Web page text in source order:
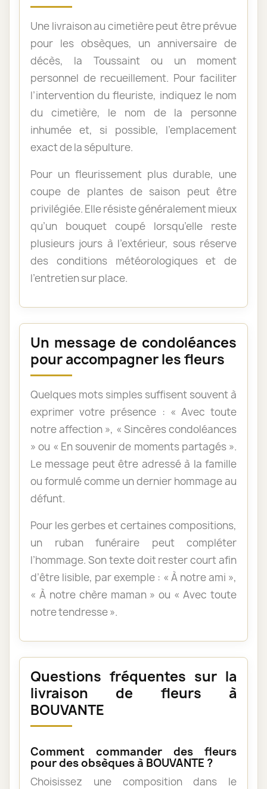
Une livraison au cimetière peut être prévue
pour les obsèques, un anniversaire de
décès, la Toussaint ou un moment
personnel de recueillement. Pour faciliter
l’intervention du fleuriste, indiquez le nom
du cimetière, le nom de la personne
inhumée et, si possible, l’emplacement
exact de la sépulture.
Pour un fleurissement plus durable, une
coupe de plantes de saison peut être
privilégiée. Elle résiste généralement mieux
qu’un bouquet coupé lorsqu’elle reste
plusieurs jours à l’extérieur, sous réserve
des conditions météorologiques et de
l’entretien sur place.
Un message de condoléances
pour accompagner les fleurs
Quelques mots simples suffisent souvent à
exprimer votre présence : « Avec toute
notre affection », « Sincères condoléances
» ou « En souvenir de moments partagés ».
Le message peut être adressé à la famille
ou formulé comme un dernier hommage au
défunt.
Pour les gerbes et certaines compositions,
un ruban funéraire peut compléter
l’hommage. Son texte doit rester court afin
d’être lisible, par exemple : « À notre ami »,
« À notre chère maman » ou « Avec toute
notre tendresse ».
Questions fréquentes sur la
livraison de fleurs à
BOUVANTE
Comment commander des fleurs
pour des obsèques à BOUVANTE ?
Choisissez une composition dans le